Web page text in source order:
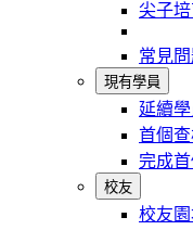
尖子培
常見
現有學員
延續
首個查
完成
校友
校友